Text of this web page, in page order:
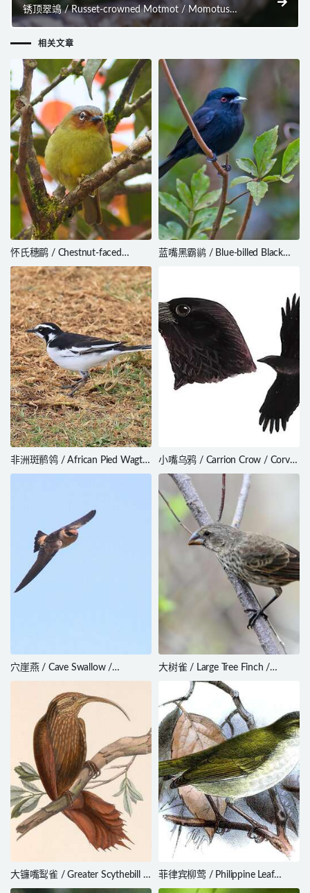
锈顶翠鴗 / Russet-crowned Motmot / Momotus
mexicanus
相关文章
怀氏穗鹛 / Chestnut-faced
Babbler / Zosterornis whiteheadi
蓝嘴黑霸鹟 / Blue-billed Black
非洲斑鹡鸰 / African Pied Wagtail
/ Motacilla aguimp
小嘴乌鸦 / Carrion Crow / Corvus
corone
穴崖燕 / Cave Swallow /
Petrochelidon fulva
大树雀 / Large Tree Finch /
Camarhynchus psittacula
大镰嘴䴕雀 / Greater Scythebill /
Drymotoxeres pucheranii
菲律宾柳莺 / Philippine Leaf
Warbler / Phylloscopus olivaceus